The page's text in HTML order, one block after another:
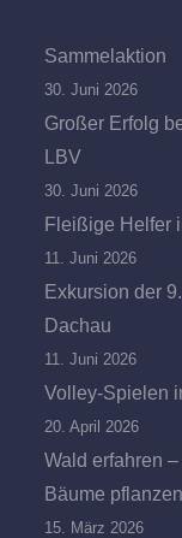
Sammelaktion
30. Juni 2026
Großer Erfolg
LBV
30. Juni 2026
Fleißige Helfer
11. Juni 2026
Exkursion der
Dachau
11. Juni 2026
Volley-Spielen
20. April 2026
Wald erfahren
Bäume
15. März 2026